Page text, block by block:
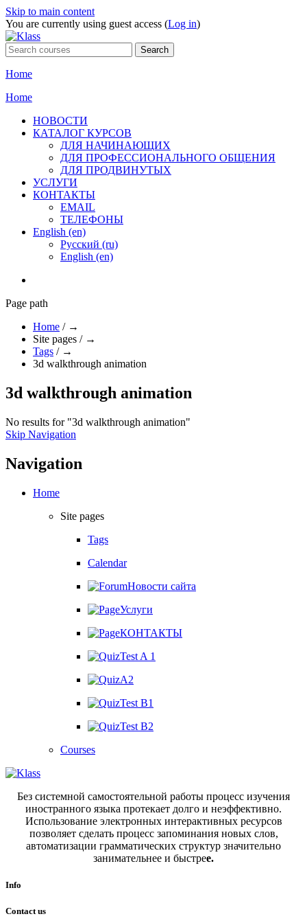
Skip to main content
You are currently using guest access (Log in)
Home
Home
НОВОСТИ
КАТАЛОГ КУРСОВ
ДЛЯ НАЧИНАЮЩИХ
ДЛЯ ПРОФЕССИОНАЛЬНОГО ОБЩЕНИЯ
ДЛЯ ПРОДВИНУТЫХ
УСЛУГИ
КОНТАКТЫ
EMAIL
ТЕЛЕФОНЫ
English ‎(en)‎
Русский ‎(ru)‎
English ‎(en)‎
Page path
Home / →
Site pages / →
Tags / →
3d walkthrough animation
3d walkthrough animation
No results for "3d walkthrough animation"
Skip Navigation
Navigation
Home
Site pages
Tags
Calendar
Новости сайта
Услуги
КОНТАКТЫ
Test A 1
A2
Test B1
Test B2
Courses
Без системной самостоятельной работы процесс изучения
иностранного языка протекает долго и неэффективно.
Использование электронных интерактивных ресурсов
позволяет сделать процесс запоминания новых слов,
автоматизации грамматических структур значительно
занимательнее и быстрее.
Info
Contact us